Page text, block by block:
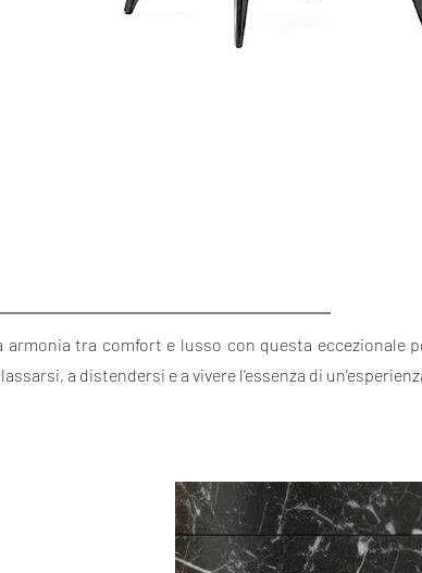
armonia tra comfort e lusso con questa eccezionale
a distendersi e a vivere l'essenza di